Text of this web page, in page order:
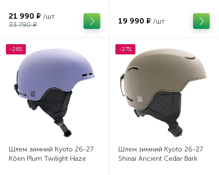
21 990 ₽ /шт
33 790 ₽
19 990 ₽ /шт
-26%
Шлем зимний Kyoto 26-27
Kōen Plum Twilight Haze
-27%
Шлем зимний Kyoto 26-27
Shinai Ancient Cedar Bark